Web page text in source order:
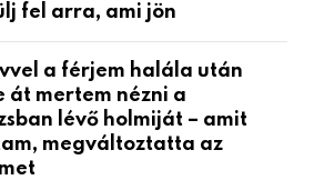
fel arra, ami jön
a férjem halála után
át mertem nézni a
lévő holmiját – amit
megváltoztatta az